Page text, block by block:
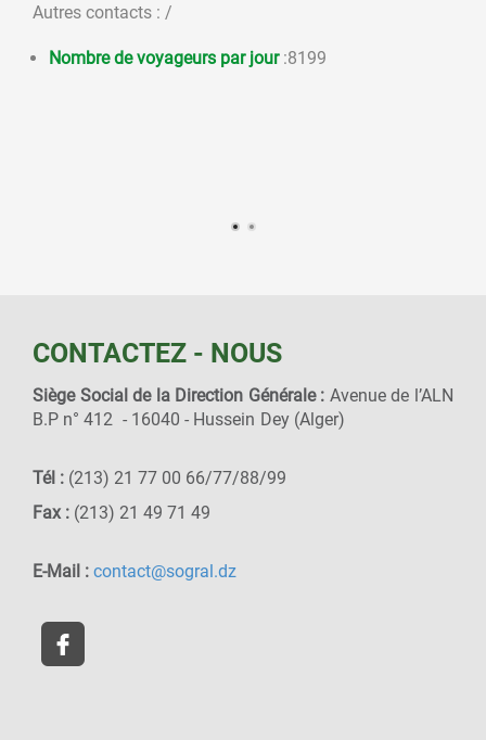
Autres contacts : /
Nombre de voyageurs par jour :8199
CONTACTEZ - NOUS
Siège Social de la Direction Générale : Avenue de l’ALN
B.P n° 412 - 16040 - Hussein Dey (Alger)
Tél : (213) 21 77 00 66/77/88/99
Fax : (213) 21 49 71 49
E-Mail : contact@sogral.dz